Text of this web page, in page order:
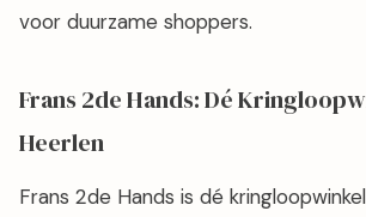
voor duurzame shoppers.
Frans 2de Hands: Dé
Heerlen
Frans 2de Hands is dé